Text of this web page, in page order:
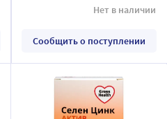
Нет в наличии
Сообщить о поступлении